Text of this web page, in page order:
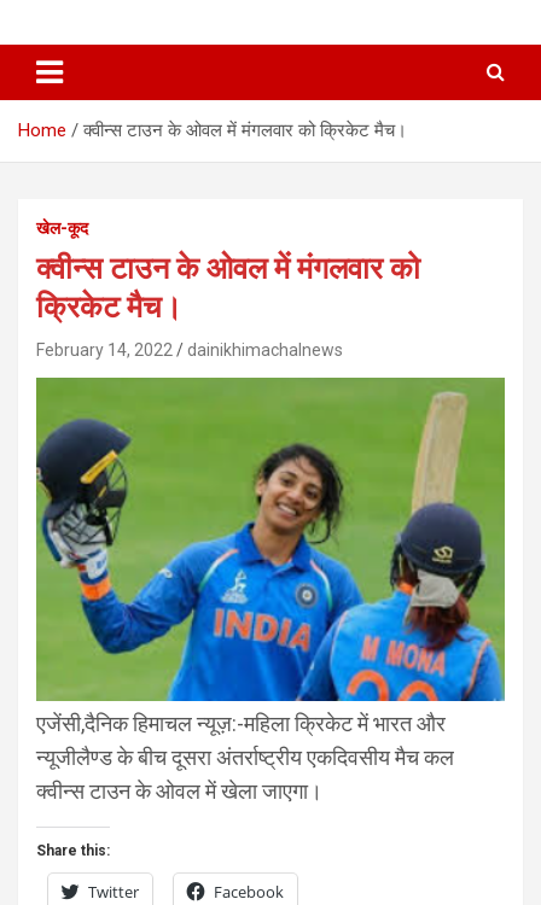
Home क्‍वीन्‍स टाउन के ओवल में मंगलवार को क्रिकेट मैच।
खेल-कूद
क्‍वीन्‍स टाउन के ओवल में मंगलवार को
क्रिकेट मैच।
February 14, 2022 dainikhimachalnews
एजेंसी,दैनिक हिमाचल न्यूज़:-महिला क्रिकेट में भारत और
न्‍यूजीलैण्‍ड के बीच दूसरा अंतर्राष्‍ट्रीय एकदिवसीय मैच कल
क्‍वीन्‍स टाउन के ओवल में खेला जाएगा।
Share this:
Twitter Facebook